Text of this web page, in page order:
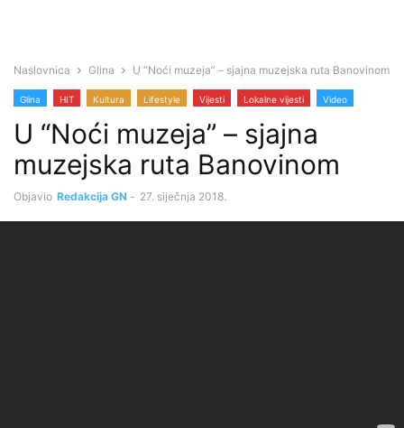
Naslovnica Glina U “Noći muzeja” – sjajna muzejska ruta Banovinom
Glina HIT Kultura Lifestyle Vijesti Lokalne vijesti Video
U “Noći muzeja” – sjajna
muzejska ruta Banovinom
Objavio Redakcija GN - 27. siječnja 2018.